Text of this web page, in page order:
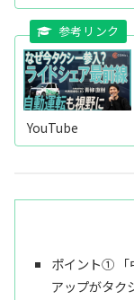
YouTube
ポイント① 「
アップがタク